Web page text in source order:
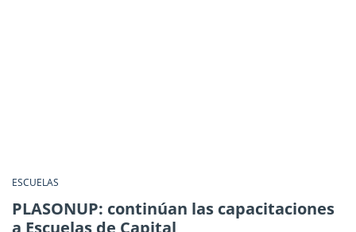
ESCUELAS
PLASONUP: continúan las capacitaciones
a Escuelas de Capital